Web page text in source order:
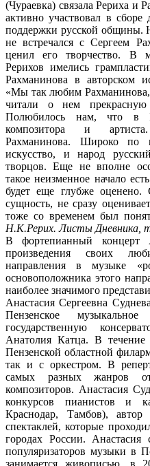
(Чураевка) связала Рериха и
активно участвовал в сборе
поддержки русской общины.
не встречался с Сергеем
ценил его творчество. В
Рерихов имелись
Рахманинова в авторском
«Мы так любим
читали о нем
Полюбилось нам, что в
композитора и
Рахманинова. Широко по
искусство, и народ
творцов. Еще не вполне
такое неизменное начало
будет еще глубже оценено.
сущность, не сразу
тоже со временем был
Н.К.Рерих. Листы Дневника,
В фортепианный концерт
произведения своих
направления в музыке
основоположника этого
наиболее значимого
Анастасия Сергеевна
Пензенское
государственную
Анатолия Катца. В течение
Пензенской областной
так и с оркестром. В
самых разных жанров
композиторов. Анастасия
конкурсов пианистов и
Краснодар, Тамбов),
спектаклей, которые
городах России.
популяризаторов музыки в
занимается живописью, в